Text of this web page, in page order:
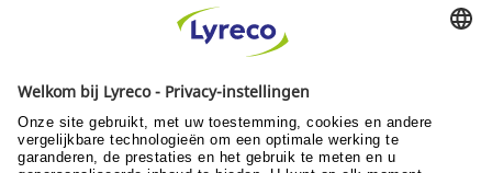
Ontwikkelingsdoelstellingen